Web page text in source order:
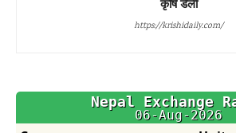
कृषि डेली
https://krishidaily.com/